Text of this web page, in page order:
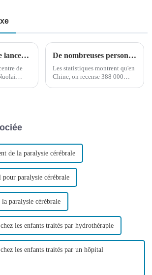
La cérémonie de lancement du Centre de recherche clinique en sciences du cerveau de Nuolai Medical et la cérémonie de signature du projet de vaccin contre le cancer du foie de Nuolai Medical
de
De nombreuses personnes ont peut-être été ciblées par le cancer colorectal ! Autotest d'une minute pour la santé intestinale, avez-vous été touché ?
Les statistiques montrent qu'en
Chine, on recense 388 000
de la paralysie cérébrale
pour paralysie cérébrale
paralysie cérébrale
les enfants traités par hydrothérapie
les enfants traités par un hôpital